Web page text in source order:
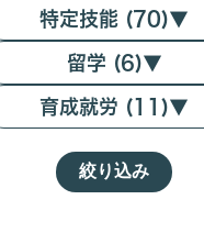
特定技能 (70)▼
留学 (6)▼
育成就労 (11)▼
絞り込み